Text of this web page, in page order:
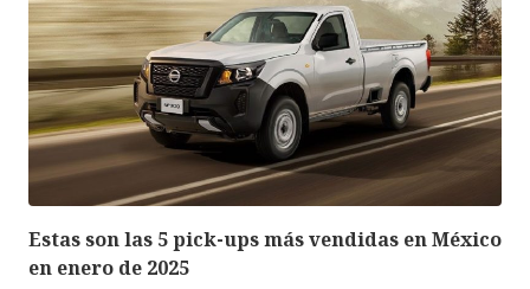
Estas son las 5 pick-ups más vendidas en México
en enero de 2025